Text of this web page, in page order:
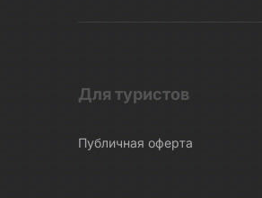
Для туристов
Публичная оферта